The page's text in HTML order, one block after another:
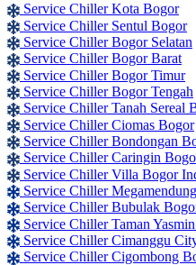
Service Chiller Kota Bogor
Service Chiller Sentul Bogor
Service Chiller Bogor Selatan
Service Chiller Bogor Barat
Service Chiller Bogor Timur
Service Chiller Bogor Tengah
Service Chiller Tanah Sereal
Service Chiller Ciomas Bogor
Service Chiller Bondongan
Service Chiller Caringin
Service Chiller Villa Bogor
Service Chiller
Service Chiller Bubulak
Service Chiller Taman
Service Chiller Cimanggu
Service Chiller Cigombong